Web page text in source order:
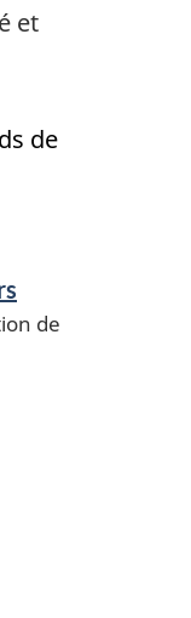
et
de
de